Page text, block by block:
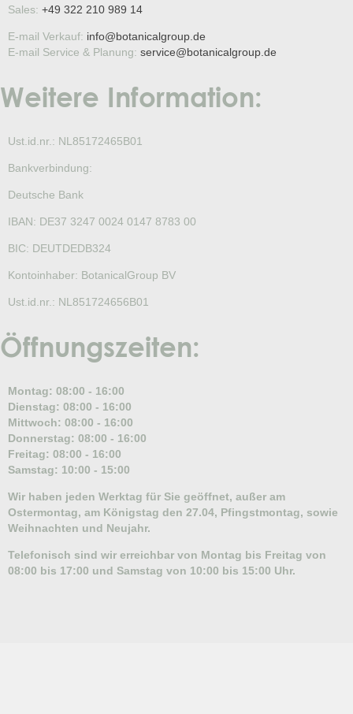
Sales: +49 322 210 989 14
E-mail Verkauf: info@botanicalgroup.de
E-mail Service & Planung: service@botanicalgroup.de
Weitere Information:
Ust.id.nr.: NL85172465B01
Bankverbindung:
Deutsche Bank
IBAN: DE37 3247 0024 0147 8783 00
BIC: DEUTDEDB324
Kontoinhaber: BotanicalGroup BV
Ust.id.nr.: NL851724656B01
Öffnungszeiten:
Montag: 08:00 - 16:00
Dienstag: 08:00 - 16:00
Mittwoch: 08:00 - 16:00
Donnerstag: 08:00 - 16:00
Freitag: 08:00 - 16:00
Samstag: 10:00 - 15:00
Wir haben jeden Werktag für Sie geöffnet, außer am
Ostermontag, am Königstag den 27.04, Pfingstmontag, sowie
Weihnachten und Neujahr.
Telefonisch sind wir erreichbar von Montag bis Freitag von
08:00 bis 17:00 und Samstag von 10:00 bis 15:00 Uhr.